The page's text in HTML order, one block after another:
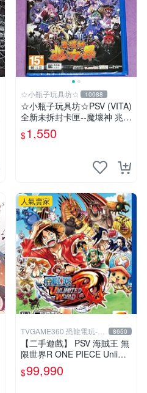
☆小瓶子玩具坊☆ 10088
☆小瓶子玩具坊☆PSV (VITA)
全新未拆封卡匣--魔壞神 兆力
翁 繁體中文版
$1,550
人氣賣家
TVGAME360 恐龍電玩-台
中店
8650
【二手遊戲】 PSV 海賊王 無
限世界R ONE PIECE Unlimit
ed World 中文版【台中恐龍
電玩】
$99,990